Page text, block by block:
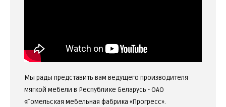
Мы рады представить вам ведущего производителя
мягкой мебели в Республике Беларусь - ОАО
«Гомельская мебельная фабрика «Прогресс».